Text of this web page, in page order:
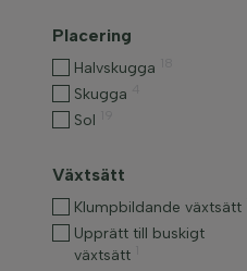
Placering
Halvskugga
Skugga
Sol
Växtsätt
Klumpbildande växtsätt
Upprätt till buskigt
växtsätt